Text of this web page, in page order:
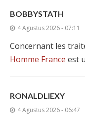
BOBBYSTATH
4 Agustus 2026 - 07:11
Concernant les
Homme France est
RONALDLIEXY
4 Agustus 2026 - 06:47